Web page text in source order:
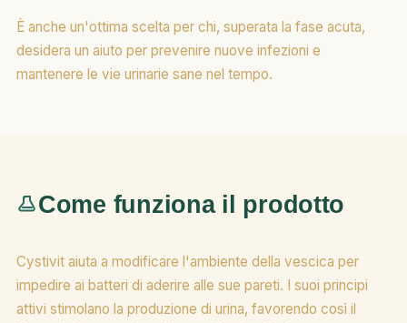
È anche un'ottima scelta per chi, superata la fase acuta,
desidera un aiuto per prevenire nuove infezioni e
mantenere le vie urinarie sane nel tempo.
Come funziona il prodotto
Cystivit aiuta a modificare l'ambiente della vescica per
impedire ai batteri di aderire alle sue pareti. I suoi principi
attivi stimolano la produzione di urina, favorendo così il